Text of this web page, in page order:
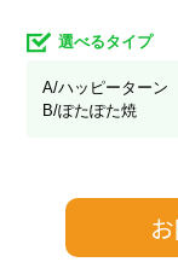
選べるタイプ
A/ハッピーターン
B/ぽたぽた焼